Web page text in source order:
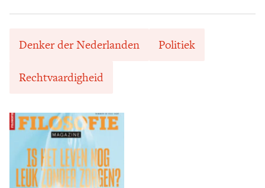
Denker der Nederlanden Politiek
Rechtvaardigheid